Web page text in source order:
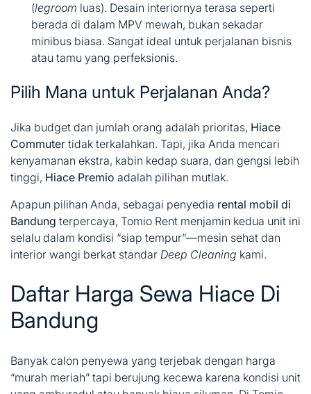
(legroom luas). Desain interiornya terasa seperti
berada di dalam MPV mewah, bukan sekadar
minibus biasa. Sangat ideal untuk perjalanan bisnis
atau tamu yang perfeksionis.
Pilih Mana untuk Perjalanan Anda?
Jika budget dan jumlah orang adalah prioritas, Hiace
Commuter tidak terkalahkan. Tapi, jika Anda mencari
kenyamanan ekstra, kabin kedap suara, dan gengsi lebih
tinggi, Hiace Premio adalah pilihan mutlak.
Apapun pilihan Anda, sebagai penyedia rental mobil di
Bandung terpercaya, Tomio Rent menjamin kedua unit ini
selalu dalam kondisi “siap tempur”—mesin sehat dan
interior wangi berkat standar Deep Cleaning kami.
Daftar Harga Sewa Hiace Di
Bandung
Banyak calon penyewa yang terjebak dengan harga
“murah meriah” tapi berujung kecewa karena kondisi unit